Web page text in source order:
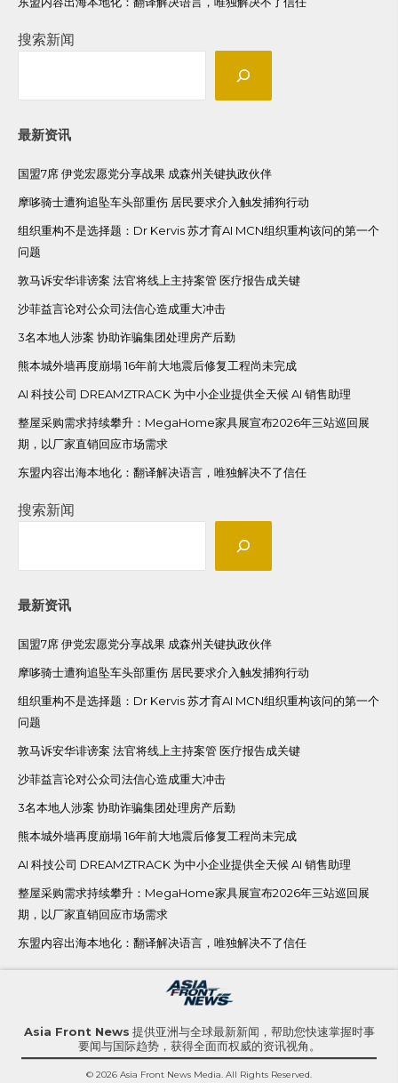
搜索新闻
最新资讯
国盟7席 伊党宏愿党分享战果 成森州关键执政伙伴
摩哆骑士遭狗追坠车头部重伤 居民要求介入触发捕狗行动
组织重构不是选择题：Dr Kervis 苏才育AI MCN组织重构该问的第一个
问题
敦马诉安华诽谤案 法官将线上主持案管 医疗报告成关键
沙菲益言论对公众司法信心造成重大冲击
3名本地人涉案 协助诈骗集团处理房产后勤
熊本城外墙再度崩塌 16年前大地震后修复工程尚未完成
AI 科技公司 DREAMZTRACK 为中小企业提供全天候 AI 销售助理
整屋采购需求持续攀升：MegaHome家具展宣布2026年三站巡回展
期，以厂家直销回应市场需求
东盟内容出海本地化：翻译解决语言，唯独解决不了信任
搜索新闻
最新资讯
国盟7席 伊党宏愿党分享战果 成森州关键执政伙伴
摩哆骑士遭狗追坠车头部重伤 居民要求介入触发捕狗行动
组织重构不是选择题：Dr Kervis 苏才育AI MCN组织重构该问的第一个
问题
敦马诉安华诽谤案 法官将线上主持案管 医疗报告成关键
沙菲益言论对公众司法信心造成重大冲击
3名本地人涉案 协助诈骗集团处理房产后勤
熊本城外墙再度崩塌 16年前大地震后修复工程尚未完成
AI 科技公司 DREAMZTRACK 为中小企业提供全天候 AI 销售助理
整屋采购需求持续攀升：MegaHome家具展宣布2026年三站巡回展
期，以厂家直销回应市场需求
东盟内容出海本地化：翻译解决语言，唯独解决不了信任
Asia Front News 提供亚洲与全球最新新闻，帮助您快速掌握时事
要闻与国际趋势，获得全面而权威的资讯视角。
© 2026 Asia Front News Media. All Rights Reserved.